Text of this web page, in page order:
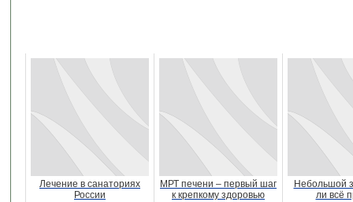
Лечение в санаториях
России
МРТ печени – первый шаг
к крепкому здоровью
Небольшой
ли всё